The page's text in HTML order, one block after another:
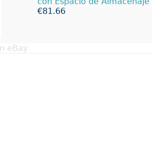
€81.66
eBay